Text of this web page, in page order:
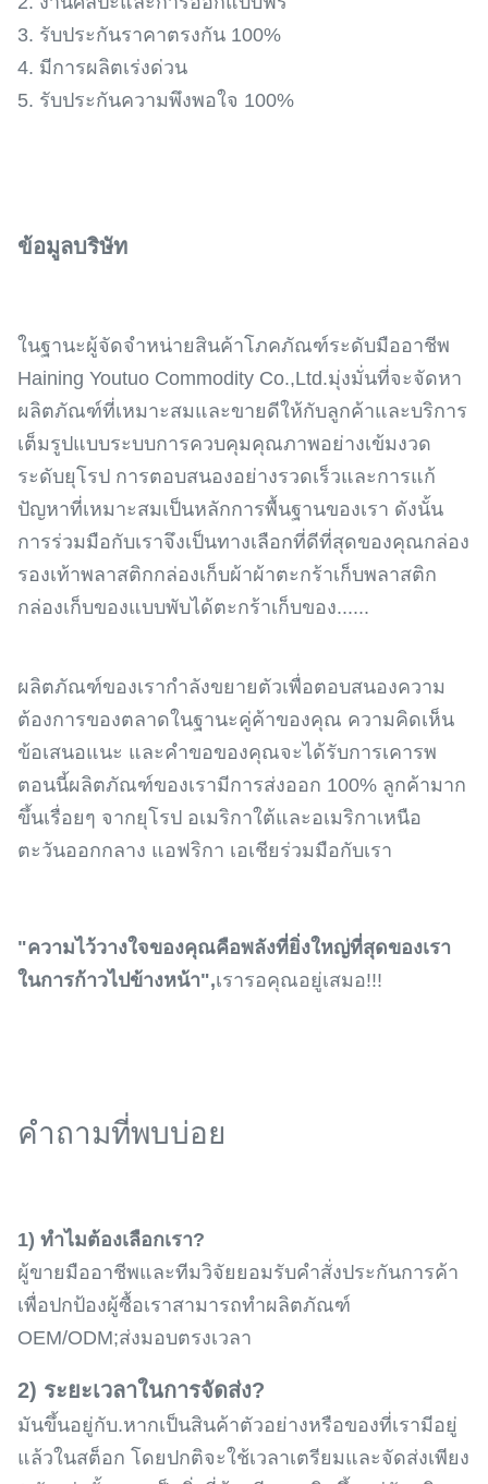
3. รับประกันราคาตรงกัน 100%
4. มีการผลิตเร่งด่วน
5. รับประกันความพึงพอใจ 100%
ข้อมูลบริษัท
ในฐานะผู้จัดจำหน่ายสินค้าโภคภัณฑ์ระดับมืออาชีพ
Haining Youtuo Commodity Co.,Ltd.มุ่งมั่นที่จะจัดหา
ผลิตภัณฑ์ที่เหมาะสมและขายดีให้กับลูกค้าและบริการ
เต็มรูปแบบระบบการควบคุมคุณภาพอย่างเข้มงวด
ระดับยุโรป การตอบสนองอย่างรวดเร็วและการแก้
ปัญหาที่เหมาะสมเป็นหลักการพื้นฐานของเรา ดังนั้น
การร่วมมือกับเราจึงเป็นทางเลือกที่ดีที่สุดของคุณกล่อง
รองเท้าพลาสติกกล่องเก็บผ้าผ้าตะกร้าเก็บพลาสติก
กล่องเก็บของแบบพับได้ตะกร้าเก็บของ......
ผลิตภัณฑ์ของเรากำลังขยายตัวเพื่อตอบสนองความ
ต้องการของตลาดในฐานะคู่ค้าของคุณ ความคิดเห็น
ข้อเสนอแนะ และคำขอของคุณจะได้รับการเคารพ
ตอนนี้ผลิตภัณฑ์ของเรามีการส่งออก 100% ลูกค้ามาก
ขึ้นเรื่อยๆ จากยุโรป อเมริกาใต้และอเมริกาเหนือ
ตะวันออกกลาง แอฟริกา เอเชียร่วมมือกับเรา
"ความไว้วางใจของคุณคือพลังที่ยิ่งใหญ่ที่สุดของเรา
ในการก้าวไปข้างหน้า",เรารอคุณอยู่เสมอ!!!
คำถามที่พบบ่อย
1) ทำไมต้องเลือกเรา?
ผู้ขายมืออาชีพและทีมวิจัยยอมรับคำสั่งประกันการค้า
เพื่อปกป้องผู้ซื้อเราสามารถทำผลิตภัณฑ์
OEM/ODM;ส่งมอบตรงเวลา
2) ระยะเวลาในการจัดส่ง?
มันขึ้นอยู่กับ.หากเป็นสินค้าตัวอย่างหรือของที่เรามีอยู่
แล้วในสต็อก โดยปกติจะใช้เวลาเตรียมและจัดส่งเพียง